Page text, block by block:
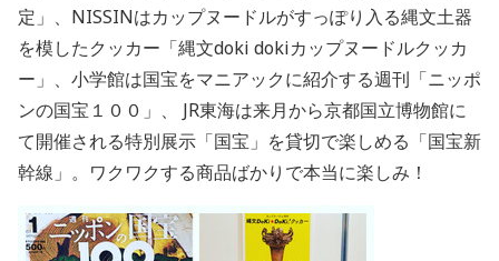
定」、NISSINはカップヌードルがすっぽり入る縄文土器
を模したクッカー「縄文doki dokiカップヌードルクッカ
ー」、小学館は国宝をマニアックに紹介する週刊「ニッポ
ンの国宝１００」、 JR東海は来月から京都国立博物館に
て開催される特別展示「国宝」を貸切で楽しめる「国宝新
幹線」。ワクワクする商品ばかりで本当に楽しみ！